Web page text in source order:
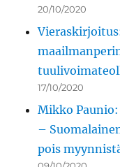
20/10/2020
17/10/2020
Mikko
–
pois